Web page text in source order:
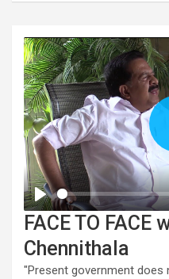
FACE TO FACE
Chennithala
"Present government does